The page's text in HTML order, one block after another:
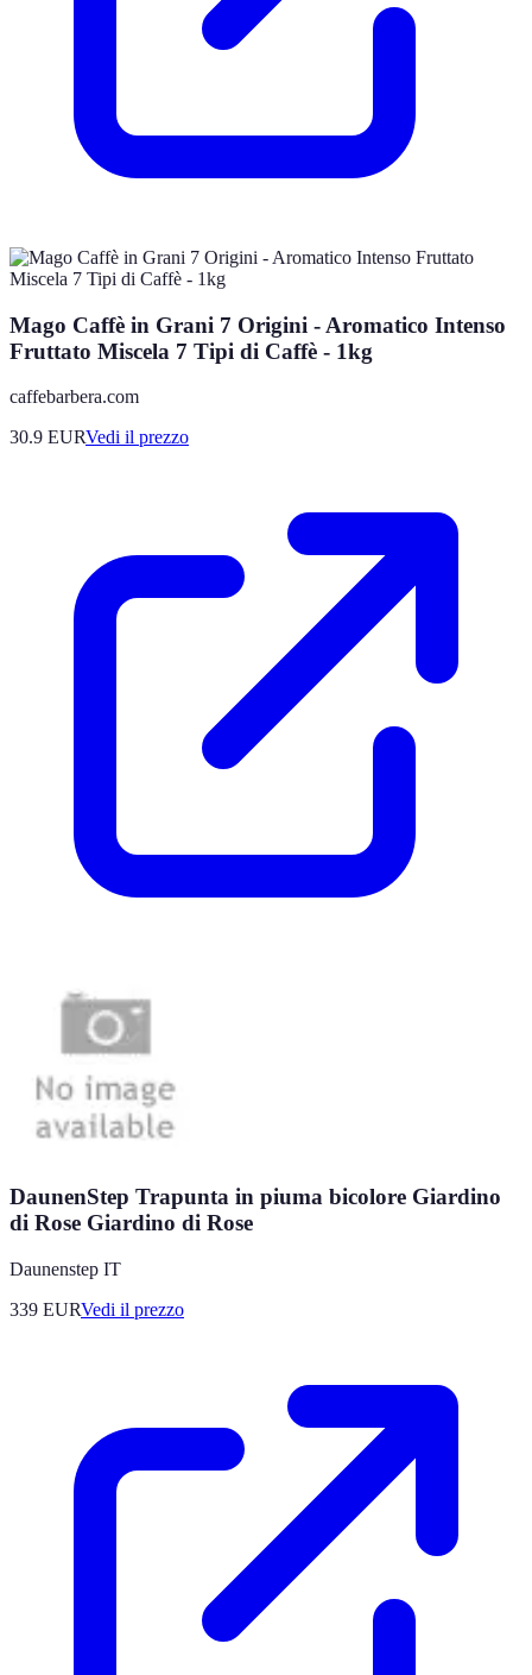
Mago Caffè in Grani 7 Origini - Aromatico Intenso
Fruttato Miscela 7 Tipi di Caffè - 1kg
caffebarbera.com
30.9 EURVedi il prezzo
DaunenStep Trapunta in piuma bicolore Giardino
di Rose Giardino di Rose
Daunenstep IT
339 EURVedi il prezzo